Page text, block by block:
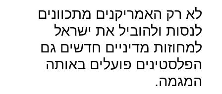
לא רק האמריקנים מתכוונים
לנסות ולהוביל את ישראל
למחוזות מדיניים חדשים גם
הפלסטינים פועלים באותה
המגמה.